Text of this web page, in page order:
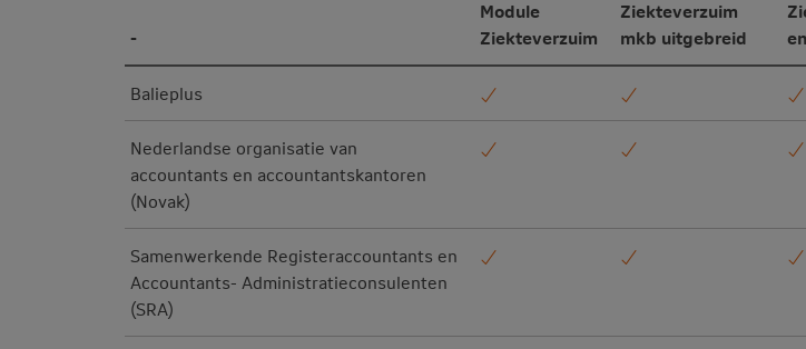
-
Module
Ziekteverzuim
Ziekteverzuim
mkb uitgebreid
Balieplus
Nederlandse organisatie van
accountants en accountantskantoren
(Novak)
Samenwerkende Registeraccountants en
Accountants- Administratieconsulenten
(SRA)